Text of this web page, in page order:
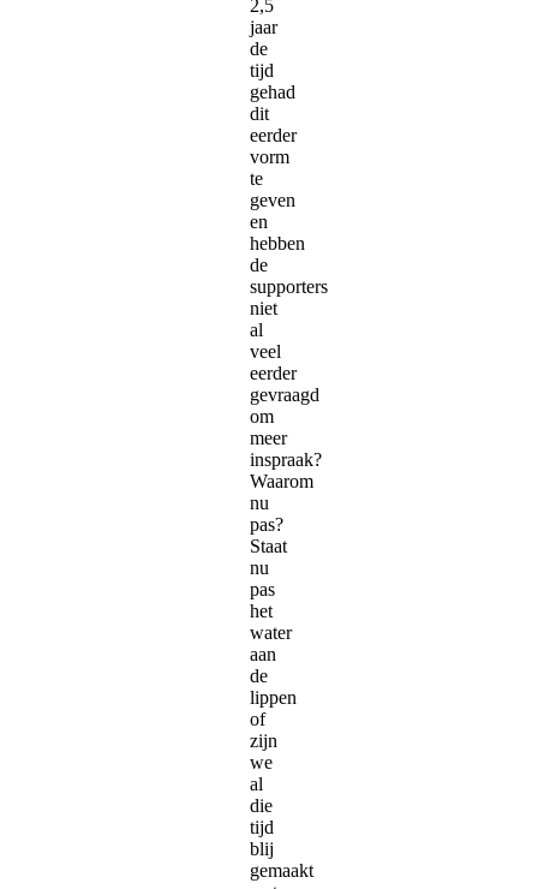
2,5
jaar
de
tijd
gehad
dit
eerder
vorm
te
geven
en
hebben
de
supporters
niet
al
veel
eerder
gevraagd
om
meer
inspraak?
Waarom
nu
pas?
Staat
nu
pas
het
water
aan
de
lippen
of
zijn
we
al
die
tijd
blij
gemaakt